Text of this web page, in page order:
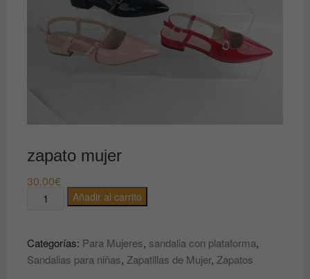
zapato mujer
30.00€
zapato
Añadir al carrito
Categorías: Para Mujeres, sandalia con plataforma,
Sandalias para niñas, Zapatillas de Mujer, Zapatos